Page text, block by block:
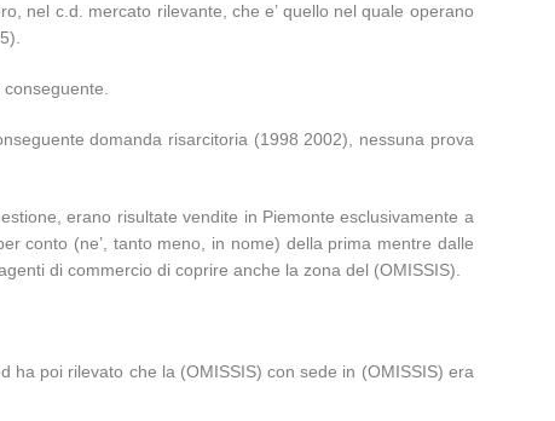
nel c.d. mercato rilevante, che e’ quello nel quale operano
domanda risarcitoria (1998 2002), nessuna prova
erano risultate vendite in Piemonte esclusivamente a
conto (ne’, tanto meno, in nome) della prima mentre dalle
di commercio di coprire anche la zona del (OMISSIS).
ha poi rilevato che la (OMISSIS) con sede in (OMISSIS) era